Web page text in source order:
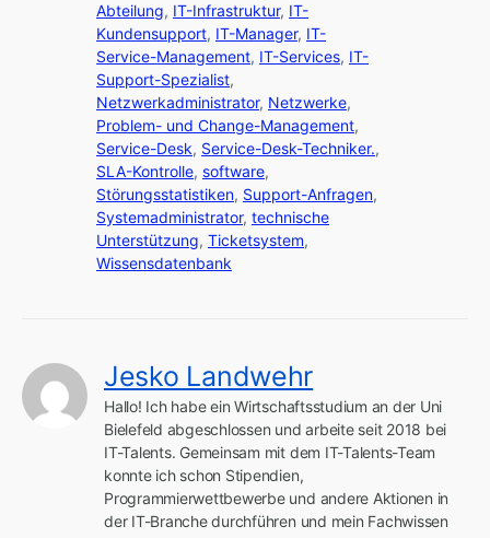
Abteilung, IT-Infrastruktur, IT-
Kundensupport, IT-Manager, IT-
Service-Management, IT-Services, IT-
Support-Spezialist,
Netzwerkadministrator, Netzwerke,
Problem- und Change-Management,
Service-Desk, Service-Desk-Techniker.,
SLA-Kontrolle, software,
Störungsstatistiken, Support-Anfragen,
Systemadministrator, technische
Unterstützung, Ticketsystem,
Wissensdatenbank
Jesko Landwehr
Hallo! Ich habe ein Wirtschaftsstudium an der Uni
Bielefeld abgeschlossen und arbeite seit 2018 bei
IT-Talents. Gemeinsam mit dem IT-Talents-Team
konnte ich schon Stipendien,
Programmierwettbewerbe und andere Aktionen in
der IT-Branche durchführen und mein Fachwissen